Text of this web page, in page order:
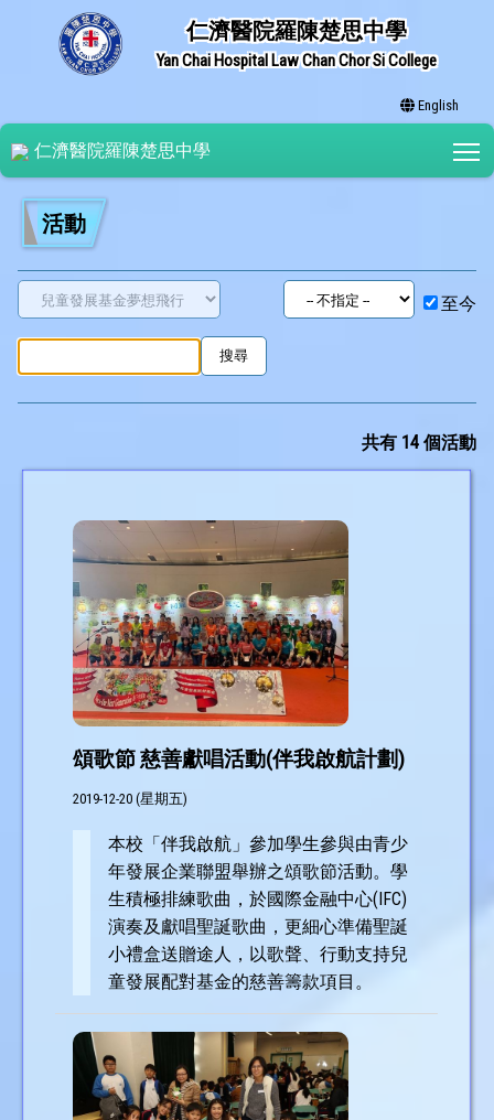
仁濟醫院羅陳楚思中學
Yan Chai Hospital Law Chan Chor Si College
English
仁濟醫院羅陳楚思中學
活動
至今
共有 14 個活動
頌歌節 慈善獻唱活動(伴我啟航計劃)
2019-12-20 (星期五)
本校「伴我啟航」參加學生參與由青少
年發展企業聯盟舉辦之頌歌節活動。學
生積極排練歌曲，於國際金融中心(IFC)
演奏及獻唱聖誕歌曲，更細心準備聖誕
小禮盒送贈途人，以歌聲、行動支持兒
童發展配對基金的慈善籌款項目。